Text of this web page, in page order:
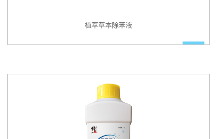
植萃草本除苯液